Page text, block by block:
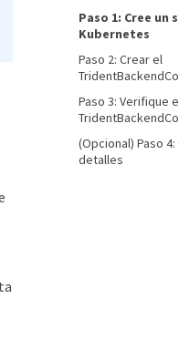
Paso 1: Cree un
Kubernetes
Paso 2: Crear el
Paso 3: Verifique
(Opcional) Paso
detalles